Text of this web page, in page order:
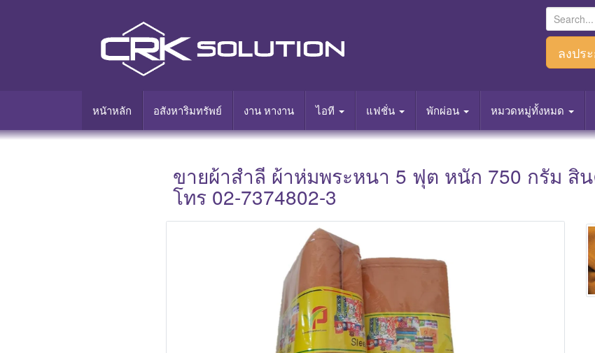
e
r
f
o
:
ลงปร
หนัาหลัก อสังหาริมทรัพย์ งาน หางาน ไอที แฟชั่น พักผ่อน หมวดหมู่ทั้งหมด
ขายผ้าสำลี ผ้าห่มพระหนา 5 ฟุต หนัก 750 กรัม สิ
โทร 02-7374802-3
Main Photo